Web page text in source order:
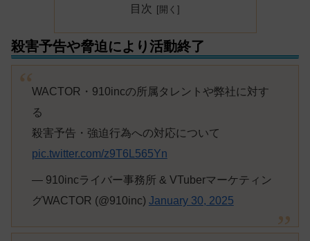
目次
殺害予告や脅迫により活動終了
WACTOR・910incの所属タレントや弊社に対す
る
殺害予告・強迫行為への対応について
pic.twitter.com/z9T6L565Yn
— 910incライバー事務所 & VTuberマーケティン
グWACTOR (@910inc) January 30, 2025